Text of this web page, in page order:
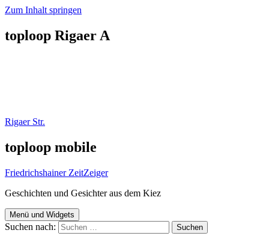
Zum Inhalt springen
toploop Rigaer A
Rigaer Str.
toploop mobile
Friedrichshainer ZeitZeiger
Geschichten und Gesichter aus dem Kiez
Menü und Widgets
Suchen nach: